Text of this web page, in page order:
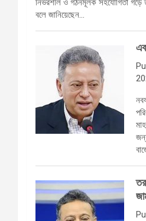
নির্ভরশীল ও গঠনমূলক সহযোগিতা
বলে জানিয়েছেন…